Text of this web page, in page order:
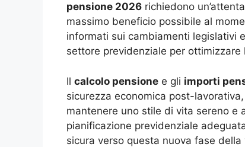
pensione 2026 richiedono
massimo beneficio possibile al
informati sui cambiamenti legislativi
settore previdenziale per ottimizzare
Il calcolo pensione e gli importi
sicurezza economica post-
mantenere uno stile di vita sereno e
pianificazione previdenziale
sicura verso questa nuova fase della